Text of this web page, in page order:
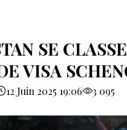
SE
VISA
12 Juin 2025 19:06 3 095